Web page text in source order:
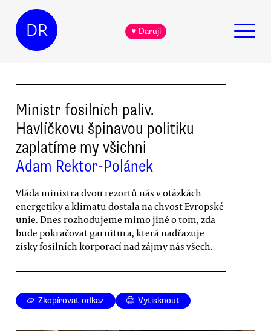
DR ♥ Daruji
Ministr fosilních paliv.
Havlíčkovu špinavou politiku
zaplatíme my všichni
Adam Rektor-Polánek
Vláda ministra dvou rezortů nás v otázkách
energetiky a klimatu dostala na chvost Evropské
unie. Dnes rozhodujeme mimo jiné o tom, zda
bude pokračovat garnitura, která nadřazuje
zisky fosilních korporací nad zájmy nás všech.
Zkopírovat odkaz Vytisknout